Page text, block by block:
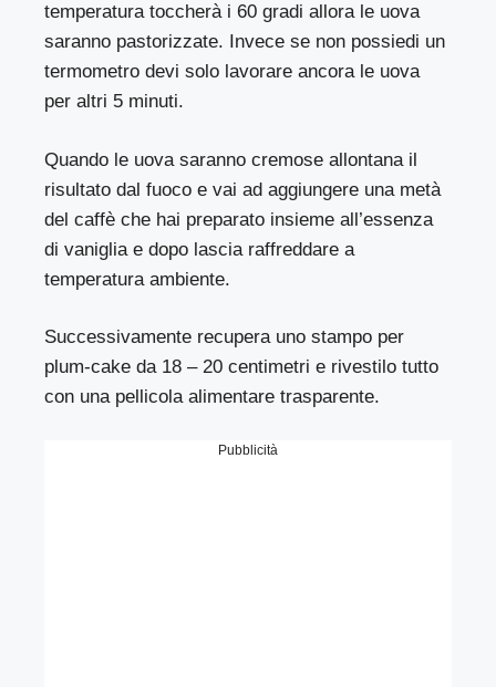
temperatura toccherà i 60 gradi allora le uova
saranno pastorizzate. Invece se non possiedi un
termometro devi solo lavorare ancora le uova
per altri 5 minuti.
Quando le uova saranno cremose allontana il
risultato dal fuoco e vai ad aggiungere una metà
del caffè che hai preparato insieme all’essenza
di vaniglia e dopo lascia raffreddare a
temperatura ambiente.
Successivamente recupera uno stampo per
plum-cake da 18 – 20 centimetri e rivestilo tutto
con una pellicola alimentare trasparente.
Pubblicità